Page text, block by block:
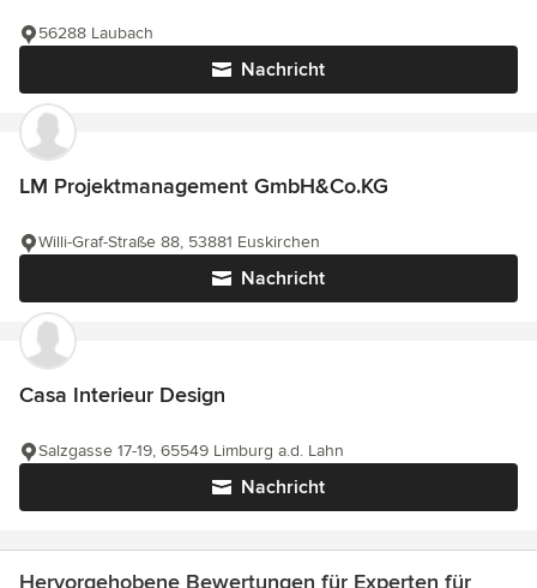
Nachricht
56288 Laubach
LM Projektmanagement GmbH&Co.KG
Nachricht
Willi-Graf-Straße 88, 53881 Euskirchen
Casa Interieur Design
Nachricht
Salzgasse 17-19, 65549 Limburg a.d. Lahn
Hervorgehobene Bewertungen für Experten für